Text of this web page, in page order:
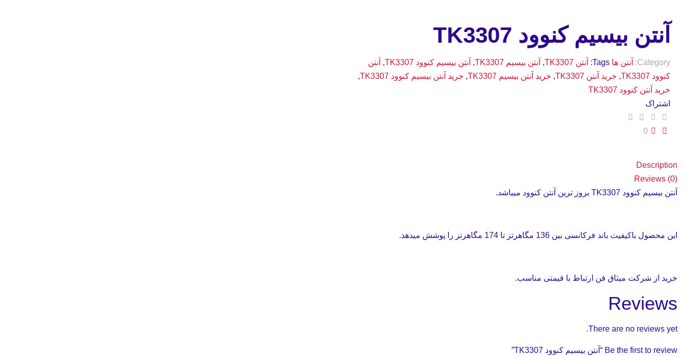
آنتن بیسیم کنوود TK3307
Category: آنتن ها Tags: آنتن TK3307 , آنتن بیسیم TK3307 , آنتن بیسیم کنوود TK3307 , آنتن
کنوود TK3307
, خرید آنتن TK3307 , خرید آنتن بیسیم TK3307 , خرید آنتن بیسیم کنوود TK3307
,
خرید آنتن کنوود TK3307
اشتراک
0
Description
Reviews (0)
آنتن بیسیم کنوود TK3307 بروز ترین آنتن کنوود میباشد.
این محصول باکیفیت باند فرکانسی بین 136 مگاهرتز تا 174 مگاهرتز را پوشش میدهد.
خرید از شرکت میثاق فن ارتباط با قیمتی مناسب.
Reviews
There are no reviews yet.
Be the first to review “آنتن بیسیم کنوود TK3307”